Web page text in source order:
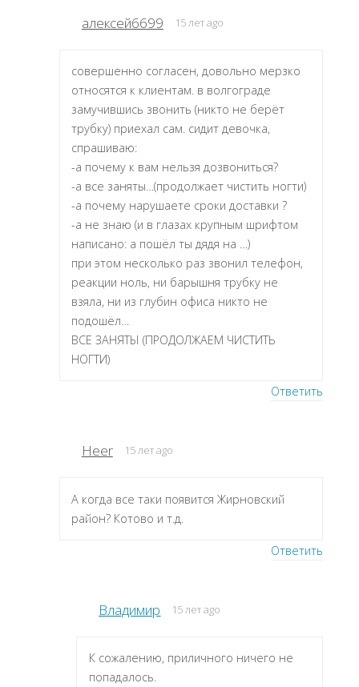
алексей6699 15 лет ago
совершенно согласен, довольно мерзко
относятся к клиентам. в волгограде
замучившись звонить (никто не берёт
трубку) приехал сам. сидит девочка,
спрашиваю:
-а почему к вам нельзя дозвониться?
-а все заняты…(продолжает чистить ногти)
-а почему нарушаете сроки доставки ?
-а не знаю (и в глазах крупным шрифтом
написано: а пошёл ты дядя на …)
при этом несколько раз звонил телефон,
реакции ноль, ни барышня трубку не
взяла, ни из глубин офиса никто не
подошёл…
ВСЕ ЗАНЯТЫ (ПРОДОЛЖАЕМ ЧИСТИТЬ
НОГТИ)
Ответить
Heer 15 лет ago
А когда все таки появится Жирновский
район? Котово и т.д.
Ответить
Владимир 15 лет ago
К сожалению, приличного ничего не
попадалось.